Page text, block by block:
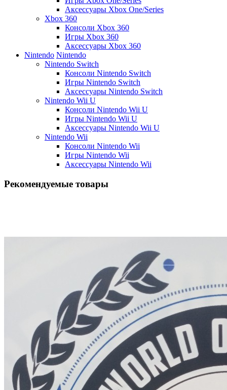
Аксессуары Xbox One/Series
Xbox 360
Консоли Xbox 360
Игры Xbox 360
Аксессуары Xbox 360
Nintendo Nintendo
Nintendo Switch
Консоли Nintendo Switch
Игры Nintendo Switch
Аксессуары Nintendo Switch
Nintendo Wii U
Консоли Nintendo Wii U
Игры Nintendo Wii U
Аксессуары Nintendo Wii U
Nintendo Wii
Консоли Nintendo Wii
Игры Nintendo Wii
Аксессуары Nintendo Wii
Рекомендуемые товары